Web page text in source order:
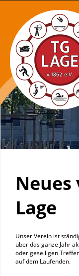
Neues
Lage
Unser Verein ist
über das ganze Jahr
oder geselligen
auf dem Laufenden.